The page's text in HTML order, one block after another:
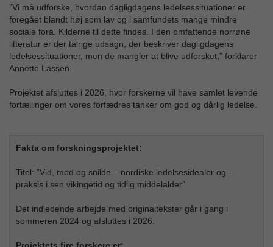
”Vi må udforske, hvordan dagligdagens ledelsessituationer er
foregået blandt høj som lav og i samfundets mange mindre
sociale fora. Kilderne til dette findes. I den omfattende norrøne
litteratur er der talrige udsagn, der beskriver dagligdagens
ledelsessituationer, men de mangler at blive udforsket,” forklarer
Annette Lassen.
Projektet afsluttes i 2026, hvor forskerne vil have samlet levende
fortællinger om vores forfædres tanker om god og dårlig ledelse.
Fakta om forskningsprojektet:
Titel: ”Vid, mod og snilde – nordiske ledelsesidealer og -
praksis i sen vikingetid og tidlig middelalder”
Det indledende arbejde med originaltekster går i gang i
sommeren 2024 og afsluttes i 2026.